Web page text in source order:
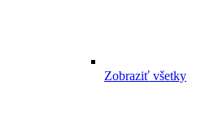
Zobraziť všetky